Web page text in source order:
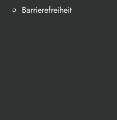
Barrierefreiheit